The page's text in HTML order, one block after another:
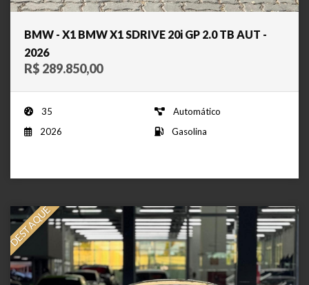
BMW - X1 BMW X1 SDRIVE 20i GP 2.0 TB AUT -
2026
R$ 289.850,00
35
Automático
2026
Gasolina
DESTAQUE